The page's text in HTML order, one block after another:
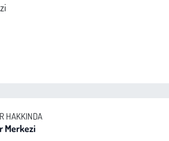
HAKKINDA
Merkezi